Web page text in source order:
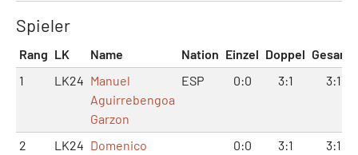
Spieler
Rang LK Name Nation Einzel Doppel Gesamt
1
LK24 Manuel
Aguirrebengoa
Garzon
ESP 0:0 3:1 3:1
2 LK24 Domenico
0:0 3:1 3:1